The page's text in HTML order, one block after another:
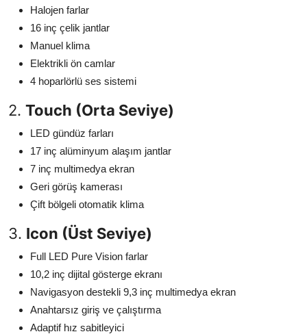
Halojen farlar
16 inç çelik jantlar
Manuel klima
Elektrikli ön camlar
4 hoparlörlü ses sistemi
2. Touch (Orta Seviye)
LED gündüz farları
17 inç alüminyum alaşım jantlar
7 inç multimedya ekran
Geri görüş kamerası
Çift bölgeli otomatik klima
3. Icon (Üst Seviye)
Full LED Pure Vision farlar
10,2 inç dijital gösterge ekranı
Navigasyon destekli 9,3 inç multimedya ekran
Anahtarsız giriş ve çalıştırma
Adaptif hız sabitleyici